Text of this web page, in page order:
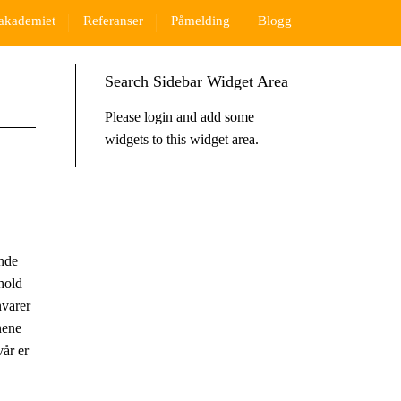
Referanser Påmelding Blogg
er
Search Sidebar Widget Area
Please login and add some
widgets to this widget area.